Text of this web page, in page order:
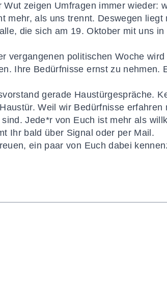
zeigen Umfragen immer wieder:
mehr, als uns trennt. Deswegen
die sich am 19. Oktober mit uns
vergangenen politischen Woche
Ihre Bedürfnisse ernst zu nehmen.
gerade Haustürgespräche.
Weil wir Bedürfnisse
Jede*r von Euch ist mehr als
Ihr bald über Signal oder per Mail.
ein paar von Euch dabei